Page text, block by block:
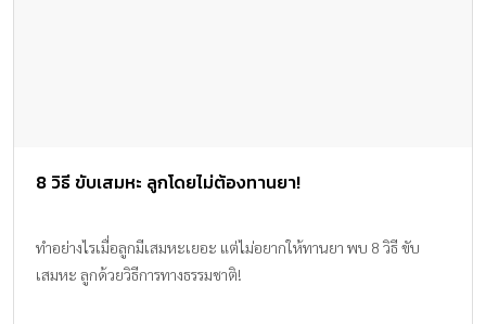
8 วิธี ขับเสมหะ ลูกโดยไม่ต้องทานยา!
ทำอย่างไรเมื่อลูกมีเสมหะเยอะ แต่ไม่อยากให้ทานยา พบ 8 วิธี ขับ
เสมหะ ลูกด้วยวิธีการทางธรรมชาติ!